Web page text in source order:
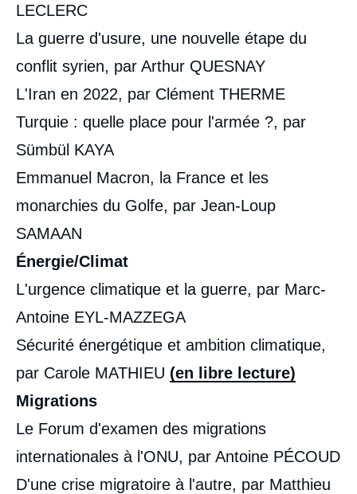
LECLERC
La guerre d'usure, une nouvelle étape du
conflit syrien, par Arthur QUESNAY
L'Iran en 2022, par Clément THERME
Turquie : quelle place pour l'armée ?, par
Sümbül KAYA
Emmanuel Macron, la France et les
monarchies du Golfe, par Jean-Loup
SAMAAN
Énergie/Climat
L'urgence climatique et la guerre, par Marc-
Antoine EYL-MAZZEGA
Sécurité énergétique et ambition climatique,
par Carole MATHIEU (en libre lecture)
Migrations
Le Forum d'examen des migrations
internationales à l'ONU, par Antoine PÉCOUD
D'une crise migratoire à l'autre, par Matthieu